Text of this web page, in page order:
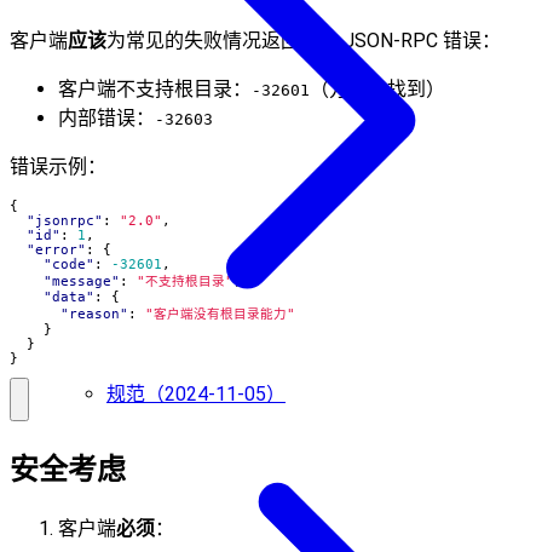
规范（2024-11-05）
客户端应该为常见的失败情况返回标准 JSON-RPC 错误：
客户端不支持根目录： -32601
（方法未找到）
内部错误：
-32603
错误示例：
{
"jsonrpc" : "2.0" ,
"id" : 1 ,
"error" :
{
"code" : -32601 ,
"message" : "不支持根目录",
"data" :
{
"reason" :
"客户端没有根目录能力"
}
}
}
安全考虑
客户端必须：